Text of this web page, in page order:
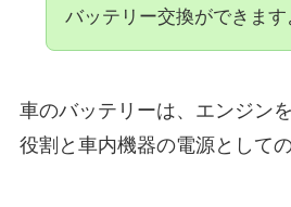
バッテリー交換ができます
車のバッテリーは、エンジン
役割と車内機器の電源として